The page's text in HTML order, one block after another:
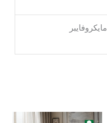
مايكروفايبر